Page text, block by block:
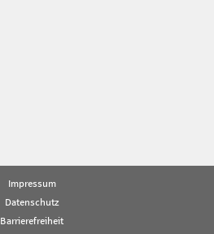
Impressum
Datenschutz
Barrierefreiheit